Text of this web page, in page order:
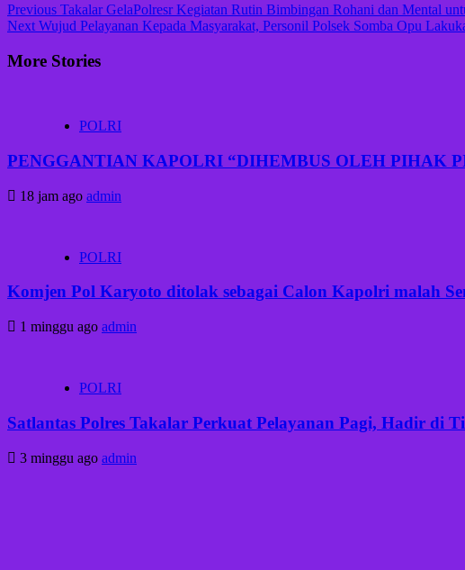
Continue
Reading
Previous Takalar GelaPolresr Kegiatan Rutin Bimbingan Rohani dan Mental
Next Wujud Pelayanan Kepada Masyarakat, Personil Polsek Somba Opu
More Stories
POLRI
PENGGANTIAN KAPOLRI “DIHEMBUS OLEH PIHAK
18 jam ago admin
POLRI
Komjen Pol Karyoto ditolak sebagai Calon Kapolri malah
1 minggu ago admin
POLRI
Satlantas Polres Takalar Perkuat Pelayanan Pagi, Hadir di
3 minggu ago admin